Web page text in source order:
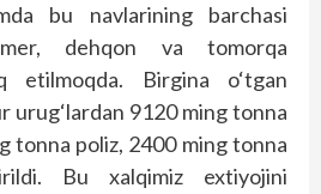
bu navlarining barchasi
dehqon va tomorqa
etilmoqda. Birgina o‘tgan
urug‘lardan 9120 ming tonna
tonna poliz, 2400 ming tonna
Bu xalqimiz extiyojini